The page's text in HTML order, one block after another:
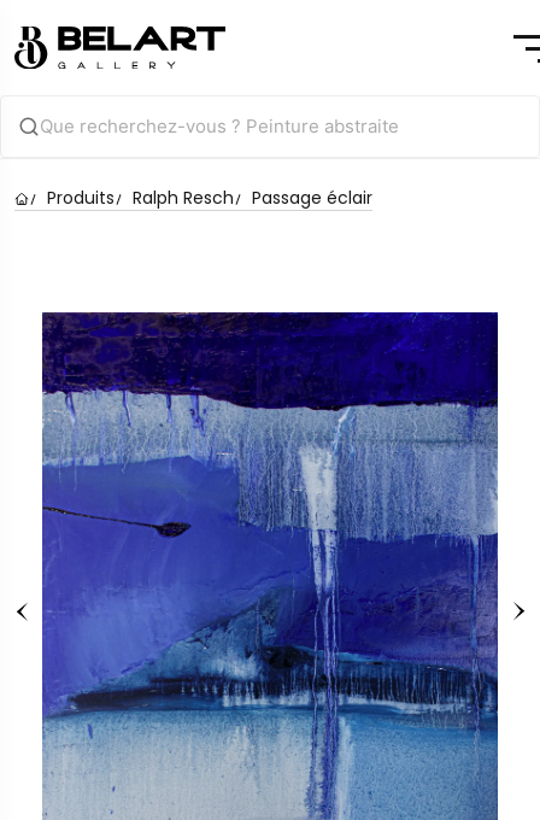
Produits Ralph Resch Passage éclair